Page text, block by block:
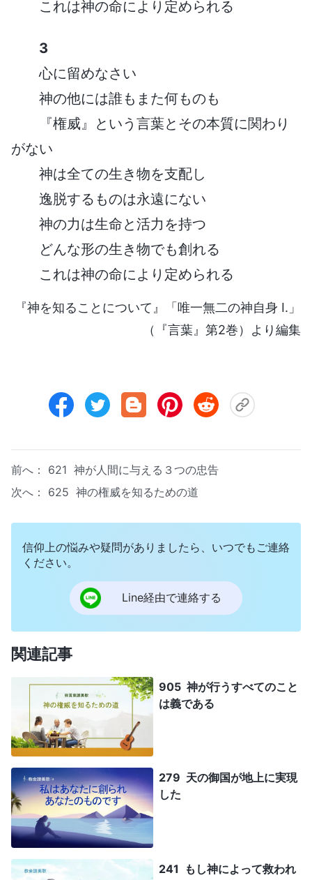
これは神の命により定められる
3
心に留めなさい
神の他には誰もまた何ものも
『権威』という言葉とその本質に関わり
がない
神は全ての生き物を支配し
逸脱するものは永遠にない
神の力は生命と活力を持つ
どんな形の生き物でも創れる
これは神の命により定められる
『神を知ることについて』「唯一無二の神自身 I.」
（『言葉』第2巻）より編集
前へ： 621 神が人間に与える３つの忠告
次へ： 625 神の権威を知るための道
信仰上の悩みや疑問がありましたら、いつでもご連絡
ください。
Line経由で連絡する
関連記事
905 神が行うすべてのこと
は義である
279 天の御国が地上に実現
した
241 もし神によって救われ